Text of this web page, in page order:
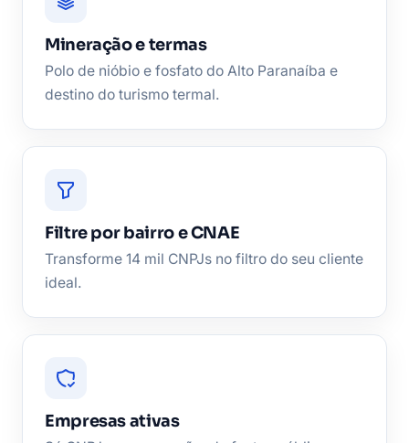
Mineração e termas
Polo de nióbio e fosfato do Alto Paranaíba e
destino do turismo termal.
Filtre por bairro e CNAE
Transforme 14 mil CNPJs no filtro do seu cliente
ideal.
Empresas ativas